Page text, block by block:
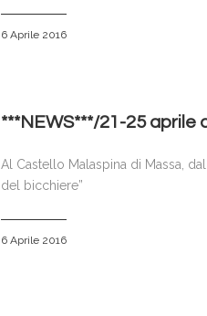
6 Aprile 2016
***NEWS***/21-25 aprile
Al Castello Malaspina di Massa,
del bicchiere”
6 Aprile 2016